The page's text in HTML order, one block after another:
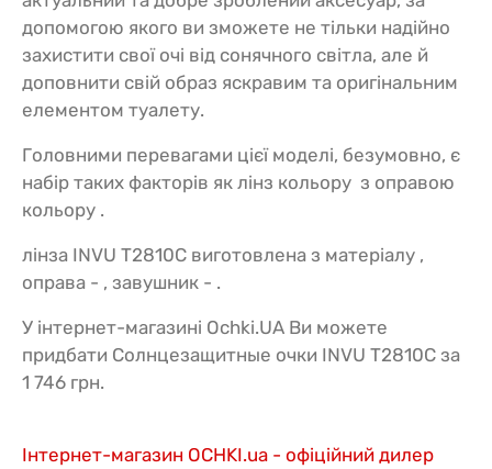
допомогою якого ви зможете не тільки надійно
захистити свої очі від сонячного світла, але й
доповнити свій образ яскравим та оригінальним
елементом туалету.
Головними перевагами цієї моделі, безумовно, є
набір таких факторів як лінз кольору з оправою
кольору .
лінза INVU T2810C виготовлена з матеріалу ,
оправа - , завушник - .
У інтернет-магазині Ochki.UA Ви можете
придбати Солнцезащитные очки INVU T2810C за
1 746 грн.
Інтернет-магазин OCHKI.ua - офіційний дилер